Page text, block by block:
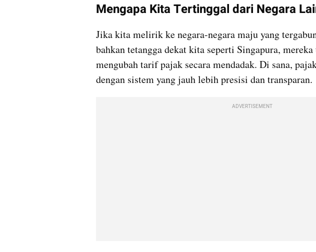
Mengapa Kita Tertinggal dari Negara
Jika kita melirik ke negara-negara maju yang
bahkan tetangga dekat kita seperti Singapura,
mengubah tarif pajak secara mendadak. Di sana,
dengan sistem yang jauh lebih presisi dan transparan.
ADVERTISEMENT